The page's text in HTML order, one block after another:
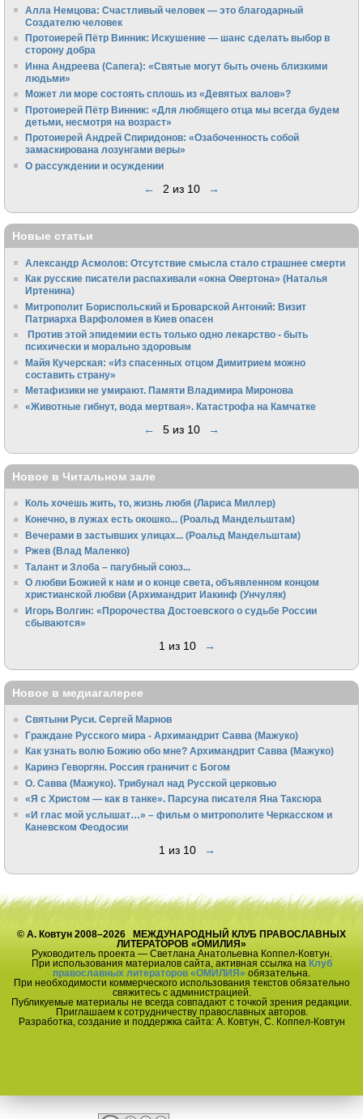
Алла Немцова: Счастливый человек — это благодарный
Создателю человек
Протоиерей Пётр Винник: Искушение — шанс сделать выбор в
сторону добра
Инна Андреева (Сапега): «Святые могут быть очень близкими
людьми»
Может ли море состоять сплошь из «Девятых валов»?
Протоиерей Пётр Винник: «Для любящего отца мы всегда будем
детьми, несмотря на возраст»
Протоиерей Андрей Спиридонов: «Озабоченность собой
замаскирована лозунгами веры»
О рассуждении и осуждении
← 2 из 10 →
Новые статьи
Александр Асмолов: Отсутствие смысла стало страшнее смерти
Как русские писатели распахивали «окна Овертона» (Наталья
Иртенина)
Митрополит Бориспольский и Броварской Антоний: Визит
Патриарха Варфоломея в Киев опасен
Против этой эпидемии есть только одно лекарство - быть
психически и морально здоровым
Майя Кучерская: «Из спасенных отцом Димитрием можно
составить страну»
Метафизики не умирают. Памяти Владимира Миронова
«Животные гибнут, вода мертвая». Катастрофа на Камчатке
← 5 из 10 →
Новое в Читальном зале
Коль хочешь жить, то, жизнь любя (Лариса Миллер)
Конечно, в лужах есть окошко... (Роальд Мандельштам)
Вечерами в застывших улицах... (Роальд Мандельштам)
Ржев (Влад Маленко)
Талант и Злоба – пагубный союз...
О любви Божией к нам и о конце света, объявленном концом
христианской любви (Архимандрит Иакинф (Унчуляк)
Игорь Волгин: «Пророчества Достоевского о судьбе России
сбываются»
1 из 10 →
Новое в медиагалерее
Святыни Руси. Сергей Марнов
Граждане Русского мира - Архимандрит Савва (Мажуко)
Как узнать волю Божию обо мне? Архимандрит Савва (Мажуко)
Каринэ Геворгян. Россия граничит с Богом
О. Савва (Мажуко). Трибунал над Русской церковью
«Я с Христом — как в танке». Парсуна писателя Яна Таксюра
«И глас мой услышат…» – фильм о митрополите Черкасском и
Каневском Феодосии
1 из 10 →
© А. Ковтун 2008–2026 МЕЖДУНАРОДНЫЙ КЛУБ ПРАВОСЛАВНЫХ
ЛИТЕРАТОРОВ «ОМИЛИЯ»
Руководитель проекта — Светлана Анатольевна Коппел-Ковтун.
При использования материалов сайта, активная ссылка на Клуб
православных литераторов «ОМИЛИЯ» обязательна.
При необходимости коммерческого использования текстов обязательно
свяжитесь с администрацией.
Публикуемые материалы не всегда совпадают с точкой зрения редакции.
Приглашаем к сотрудничеству православных авторов.
Разработка, создание и поддержка сайта: А. Ковтун, С. Коппел-Ковтун